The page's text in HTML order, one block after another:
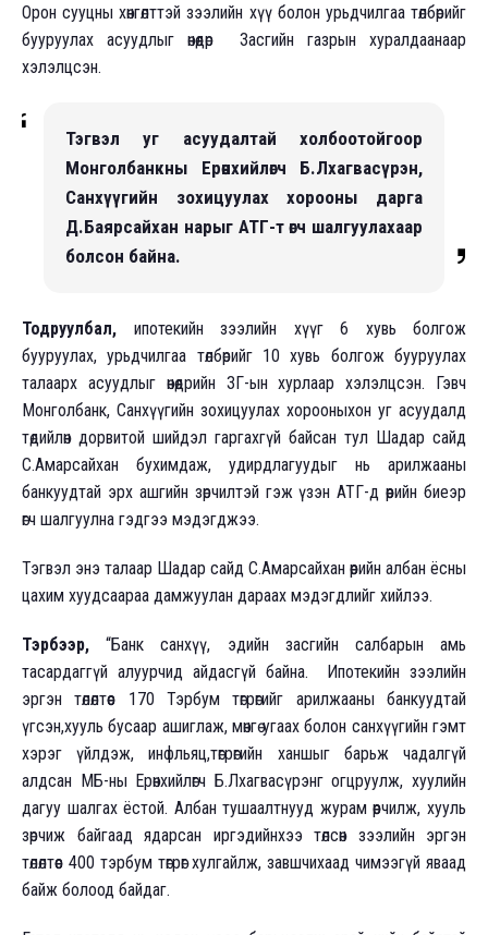
Орон сууцны хөнгөлттэй зээлийн хүү болон урьдчилгаа төлбөрийг
бууруулах асуудлыг өнөөдөр Засгийн газрын хуралдаанаар
хэлэлцсэн.
Тэгвэл уг асуудалтай холбоотойгоор
Монголбанкны Ерөнхийлөгч Б.Лхагвасүрэн,
Санхүүгийн зохицуулах хорооны дарга
Д.Баярсайхан нарыг АТГ-т өгч шалгуулахаар
болсон байна.
Тодруулбал, ипотекийн зээлийн хүүг 6 хувь болгож
бууруулах, урьдчилгаа төлбөрийг 10 хувь болгож бууруулах
талаарх асуудлыг өнөөдрийн ЗГ-ын хурлаар хэлэлцсэн. Гэвч
Монголбанк, Санхүүгийн зохицуулах хорооныхон уг асуудалд
төдийлөн дорвитой шийдэл гаргахгүй байсан тул Шадар сайд
С.Амарсайхан бухимдаж, удирдлагуудыг нь арилжааны
банкуудтай эрх ашгийн зөрчилтэй гэж үзэн АТГ-д өөрийн биеэр
өгч шалгуулна гэдгээ мэдэгджээ.
Тэгвэл энэ талаар Шадар сайд С.Амарсайхан өөрийн албан ёсны
цахим хуудсаараа дамжуулан дараах мэдэгдлийг хийлээ.
Тэрбээр, “Банк санхүү, эдийн засгийн салбарын амь
тасардаггүй алуурчид айдасгүй байна.
Ипотекийн зээлийн
эргэн төлөлтөөс 170 Тэрбум төгрөгийг арилжааны банкуудтай
үгсэн,хууль бусаар ашиглаж, мөнгө угаах болон санхүүгийн гэмт
хэрэг үйлдэж, инфльяц,төгрөгийн ханшыг барьж чадалгүй
алдсан МБ-ны Ерөнхийлөгч Б.Лхагвасүрэнг огцруулж, хуулийн
дагуу шалгах ёстой. Албан тушаалтнууд журам өөрчилж, хууль
зөрчиж байгаад ядарсан иргэдийнхээ төлсөн зээлийн эргэн
төлөлтөөс 400 тэрбум төгрөг хулгайлж, завшчихаад чимээгүй яваад
байж болоод байдаг.